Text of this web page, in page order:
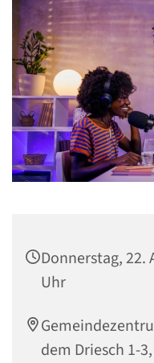
Donnerstag, 22.
Uhr
dem Driesch 1-